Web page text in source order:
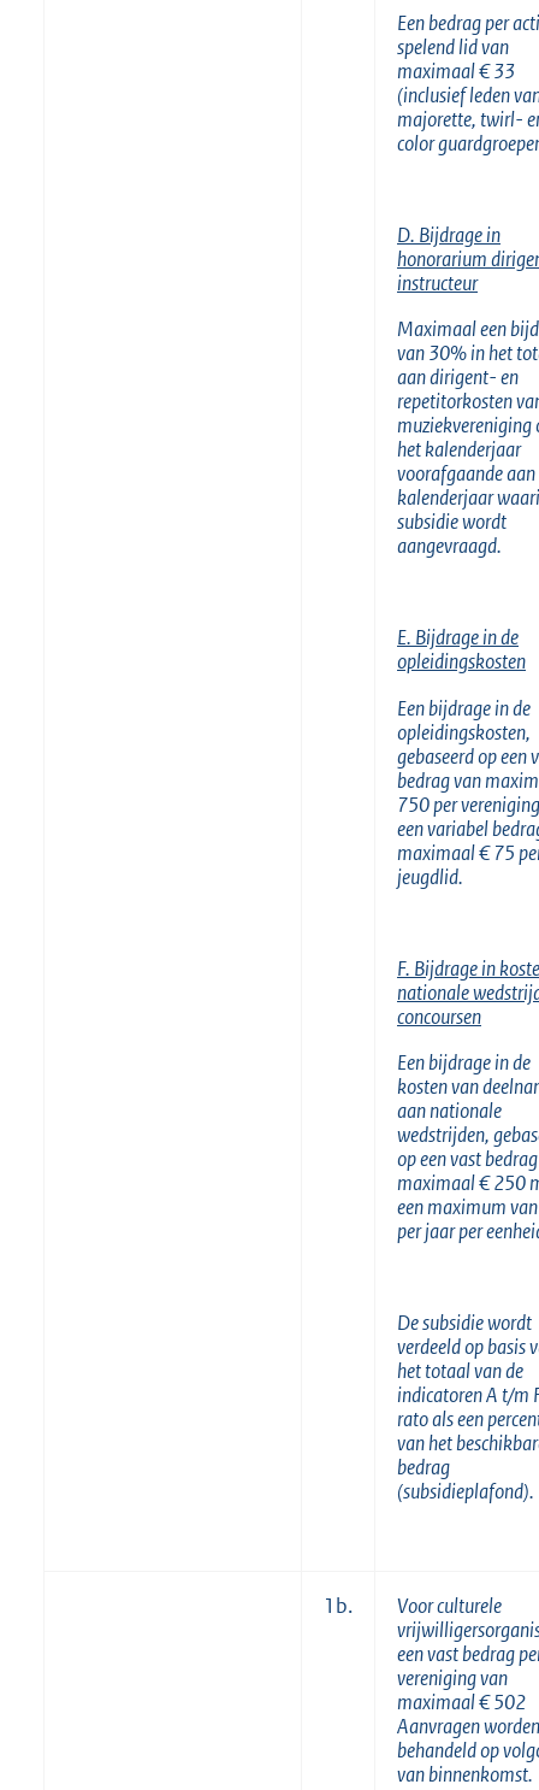
Een bedrag per
spelend lid van
maximaal € 33
(inclusief leden
majorette, twirl-
color
D. Bijdrage in
honorarium
instructeur
Maximaal een
van 30% in het
aan dirigent- en
repetitorkosten
muziekvereniging
het kalenderjaar
voorafgaande
kalenderjaar
subsidie wordt
aangevraagd.
E. Bijdrage in de
opleidingskosten
Een bijdrage in de
opleidingskosten,
gebaseerd op een
bedrag van
750 per
een variabel
maximaal € 75
jeugdlid.
F. Bijdrage in
nationale
concoursen
Een bijdrage in de
kosten van
aan nationale
wedstrijden,
op een vast
maximaal € 250
een maximum
per jaar per
De subsidie wordt
verdeeld op basis
het totaal van de
indicatoren A t/m
rato als een
van het
bedrag
(subsidieplafond).
1b.
Voor culturele
een vast bedrag
vereniging van
maximaal € 502
Aanvragen worden
behandeld op
van binnenkomst.